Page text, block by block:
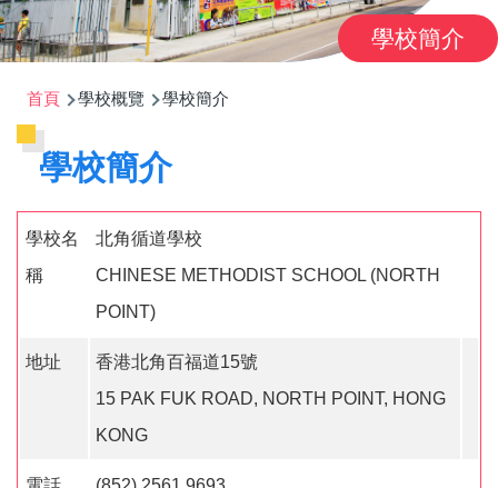
學校簡介
導
航
連
結
首頁 學校概覽 學校簡介
學校簡介
學校名
稱
北角循道學校
CHINESE METHODIST SCHOOL (NORTH
POINT)
地址
香港北角百福道15號
15 PAK FUK ROAD, NORTH POINT, HONG
KONG